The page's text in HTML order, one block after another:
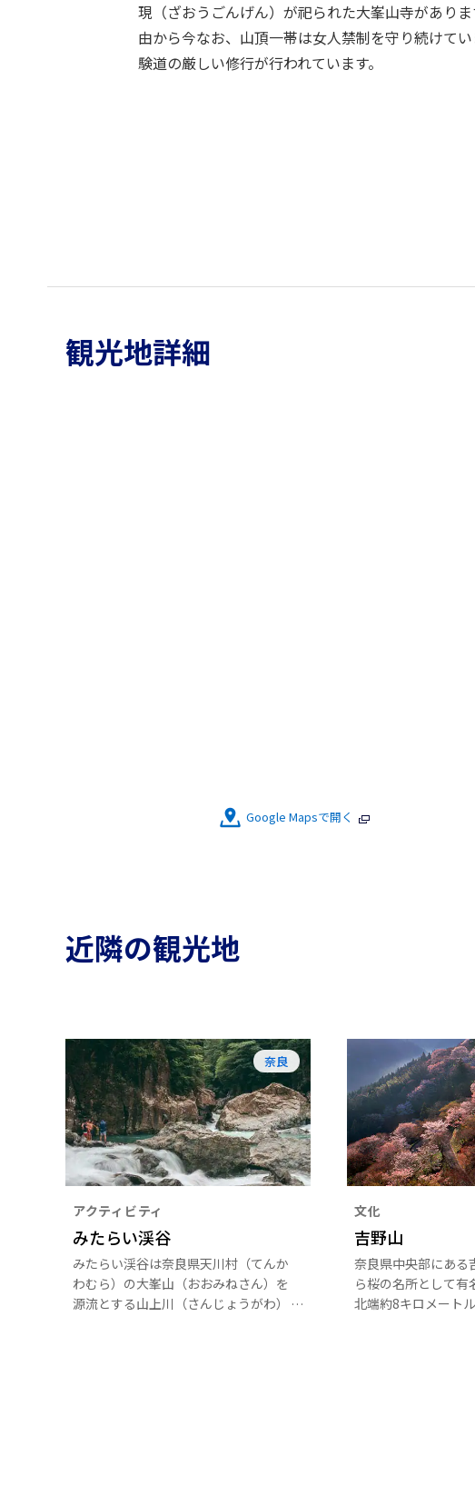
現（ざおうごんげん）が祀られた大峯山寺があり
由から今なお、山頂一帯は女人禁制を守り続けて
験道の厳しい修行が行われています。
観光地詳細
Google Mapsで開く
近隣の観光地
奈良
アクティビティ
みたらい渓谷
みたらい渓谷は奈良県天川村（てんか
わむら）の大峯山（おおみねさん）を
源流とする山上川（さんじょうがわ）
文化
吉野山
奈良県中央部にある
ら桜の名所として有
北端約8キロメート